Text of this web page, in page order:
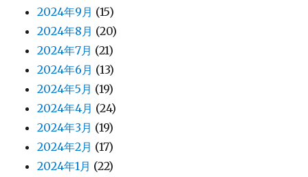
2024年9月 (15)
2024年8月 (20)
2024年7月 (21)
2024年6月 (13)
2024年5月 (19)
2024年4月 (24)
2024年3月 (19)
2024年2月 (17)
2024年1月 (22)